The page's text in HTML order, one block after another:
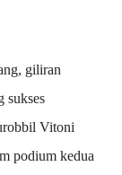
giliran
sukses
Vitoni
podium kedua